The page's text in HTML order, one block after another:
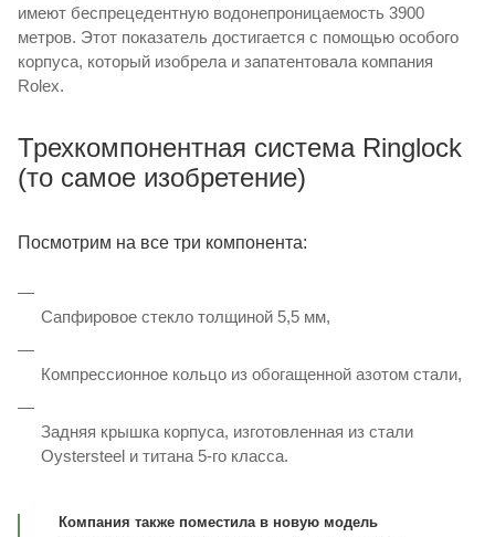
имеют беспрецедентную водонепроницаемость 3900
метров. Этот показатель достигается с помощью особого
корпуса, который изобрела и запатентовала компания
Rolex.
Трехкомпонентная система Ringlock
(то самое изобретение)
Посмотрим на все три компонента:
Сапфировое стекло толщиной 5,5 мм,
Компрессионное кольцо из обогащенной азотом стали,
Задняя крышка корпуса, изготовленная из стали
Oystersteel и титана 5-го класса.
Компания также поместила в новую модель